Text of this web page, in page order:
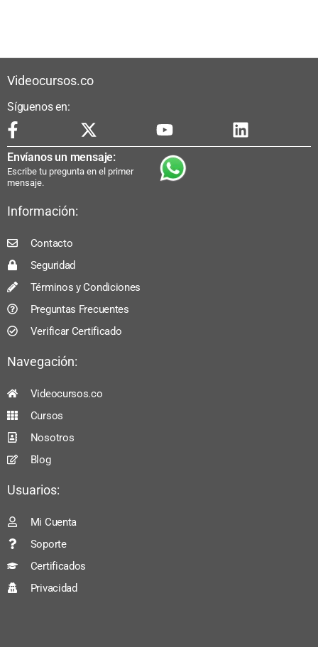
Videocursos.co
Síguenos en:
Envíanos un mensaje:
Escribe tu pregunta en el primer
mensaje.
Información:
Contacto
Seguridad
Términos y Condiciones
Preguntas Frecuentes
Verificar Certificado
Navegación:
Videocursos.co
Cursos
Nosotros
Blog
Usuarios:
Mi Cuenta
Soporte
Certificados
Privacidad